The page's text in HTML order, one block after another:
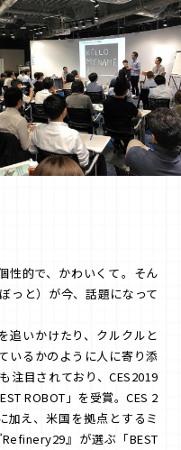
的で、かわいくて――。そん
っと）が今、話題になって
追いかけたり、クルクルと
いるかのように人に寄り添
注目されており、CES2019
ROBOT」を受賞。CES 2
加え、米国を拠点とするミ
』が選ぶ「BEST